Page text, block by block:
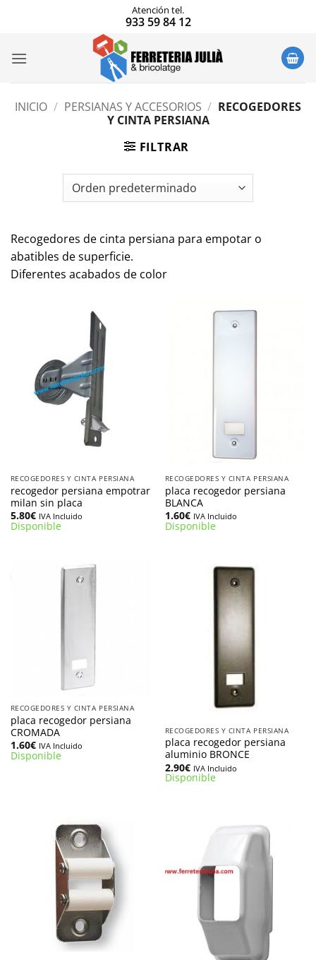
Atención tel.
933 59 84 12
INICIO / PERSIANAS Y ACCESORIOS / RECOGEDORES
Y CINTA PERSIANA
FILTRAR
Recogedores de cinta persiana para empotar o
abatibles de superficie.
Diferentes acabados de color
RECOGEDORES Y CINTA PERSIANA
recogedor persiana empotrar
milan sin placa
5.80€ IVA Incluido
Disponible
RECOGEDORES Y CINTA PERSIANA
placa recogedor persiana
BLANCA
1.60€ IVA Incluido
Disponible
RECOGEDORES Y CINTA PERSIANA
placa recogedor persiana
CROMADA
1.60€ IVA Incluido
Disponible
RECOGEDORES Y CINTA PERSIANA
placa recogedor persiana
aluminio BRONCE
2.90€ IVA Incluido
Disponible